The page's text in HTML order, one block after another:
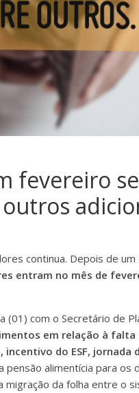
fevereiro
continua. Depois de
entram no mês de
(01) com o Secretário de
em relação à
do ESF,
pensão alimentícia para os
da folha entre o